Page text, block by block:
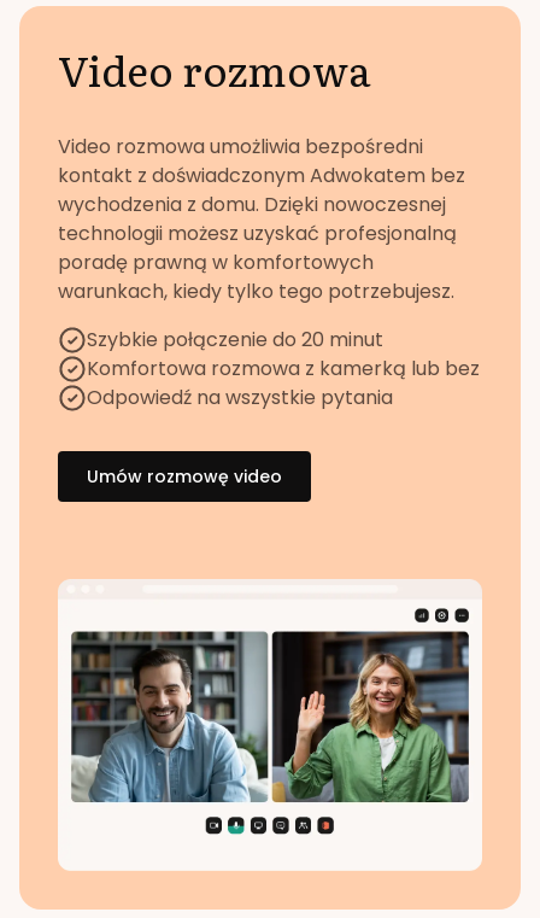
Video rozmowa
Video rozmowa umożliwia bezpośredni
kontakt z doświadczonym Adwokatem bez
wychodzenia z domu. Dzięki nowoczesnej
technologii możesz uzyskać profesjonalną
poradę prawną w komfortowych
warunkach, kiedy tylko tego potrzebujesz.
Szybkie połączenie do 20 minut
Komfortowa rozmowa z kamerką lub bez
Odpowiedź na wszystkie pytania
Umów rozmowę video